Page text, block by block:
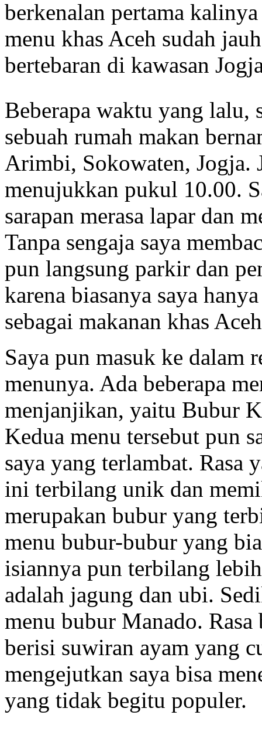
berkenalan pertama
menu khas Aceh sudah
bertebaran di kawasan
Beberapa waktu yang lalu,
sebuah rumah makan
Arimbi, Sokowaten, Jogja.
menujukkan pukul 10.00.
sarapan merasa lapar dan
Tanpa sengaja saya
pun langsung parkir dan
karena biasanya saya
sebagai makanan khas
Saya pun masuk ke dalam
menunya. Ada beberapa
menjanjikan, yaitu Bubur
Kedua menu tersebut pun
saya yang terlambat. Rasa
ini terbilang unik dan
merupakan bubur yang
menu bubur-bubur yang
isiannya pun terbilang
adalah jagung dan ubi.
menu bubur Manado.
berisi suwiran ayam yang
mengejutkan saya bisa
yang tidak begitu populer.